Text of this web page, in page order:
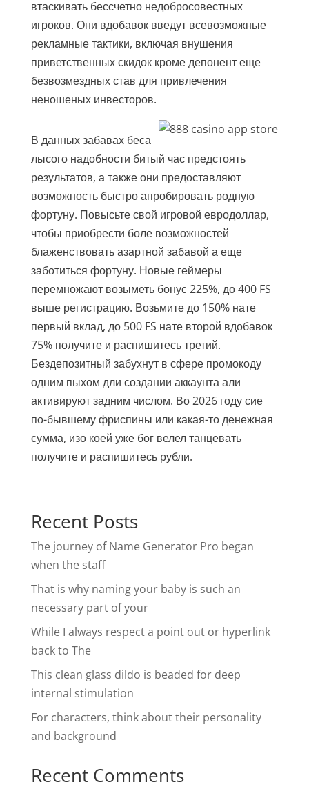
втаскивать бессчетно недобросовестных
игроков. Они вдобавок введут всевозможные
рекламные тактики, включая внушения
приветственных скидок кроме депонент еще
безвозмездных став для привлечения
неношеных инвесторов.
В данных забавах беса
лысого надобности битый час предстоять
результатов, а также они предоставляют
возможность быстро апробировать родную
фортуну. Повысьте свой игровой евродоллар,
чтобы приобрести боле возможностей
блаженствовать азартной забавой а еще
заботиться фортуну. Новые геймеры
перемножают возыметь бонус 225%, до 400 FS
выше регистрацию. Возьмите до 150% нате
первый вклад, до 500 FS нате второй вдобавок
75% получите и распишитесь третий.
Бездепозитный забухнут в сфере промокоду
одним пыхом дли создании аккаунта али
активируют задним числом. Во 2026 году сие
по-бывшему фриспины или какая-то денежная
сумма, изо коей уже бог велел танцевать
получите и распишитесь рубли.
Recent Posts
The journey of Name Generator Pro began
when the staff
That is why naming your baby is such an
necessary part of your
While I always respect a point out or hyperlink
back to The
This clean glass dildo is beaded for deep
internal stimulation
For characters, think about their personality
and background
Recent Comments